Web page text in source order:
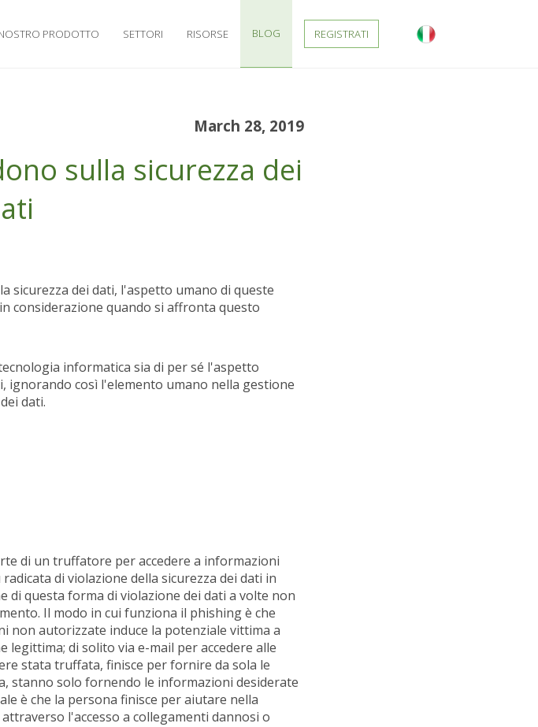
PRODOTTO SETTORI RISORSE BLOG REGISTRATI
March 28, 2019
sulla sicurezza dei
sicurezza dei dati, l'aspetto umano di queste
considerazione quando si affronta questo
informatica sia di per sé l'aspetto
ignorando così l'elemento umano nella gestione
dati.
di un truffatore per accedere a informazioni
di violazione della sicurezza dei dati in
di questa forma di violazione dei dati a volte non
Il modo in cui funziona il phishing è che
non autorizzate induce la potenziale vittima a
di solito via e-mail per accedere alle
stata truffata, finisce per fornire da sola le
stanno solo fornendo le informazioni desiderate
è che la persona finisce per aiutare nella
l'accesso a collegamenti dannosi o